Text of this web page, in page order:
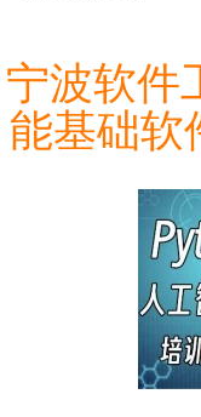
宁波软件
能基础软